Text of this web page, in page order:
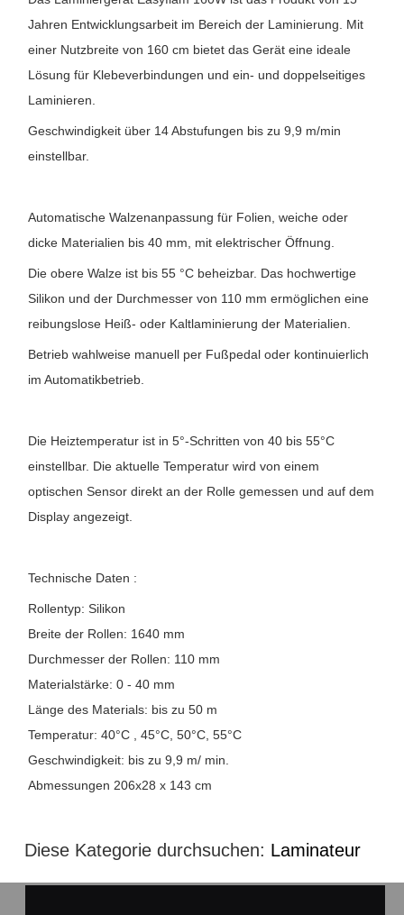
Jahren Entwicklungsarbeit im Bereich der Laminierung. Mit
einer Nutzbreite von 160 cm bietet das Gerät eine ideale
Lösung für Klebeverbindungen und ein- und doppelseitiges
Laminieren.
Geschwindigkeit über 14 Abstufungen bis zu 9,9 m/min
einstellbar.
Automatische Walzenanpassung für Folien, weiche oder
dicke Materialien bis 40 mm, mit elektrischer Öffnung.
Die obere Walze ist bis 55 °C beheizbar. Das hochwertige
Silikon und der Durchmesser von 110 mm ermöglichen eine
reibungslose Heiß- oder Kaltlaminierung der Materialien.
Betrieb wahlweise manuell per Fußpedal oder kontinuierlich
im Automatikbetrieb.
Die Heiztemperatur ist in 5°-Schritten von 40 bis 55°C
einstellbar. Die aktuelle Temperatur wird von einem
optischen Sensor direkt an der Rolle gemessen und auf dem
Display angezeigt.
Technische Daten :
Rollentyp: Silikon
Breite der Rollen: 1640 mm
Durchmesser der Rollen: 110 mm
Materialstärke: 0 - 40 mm
Länge des Materials: bis zu 50 m
Temperatur: 40°C , 45°C, 50°C, 55°C
Geschwindigkeit: bis zu 9,9 m/ min.
Abmessungen 206x28 x 143 cm
Diese Kategorie durchsuchen: Laminateur